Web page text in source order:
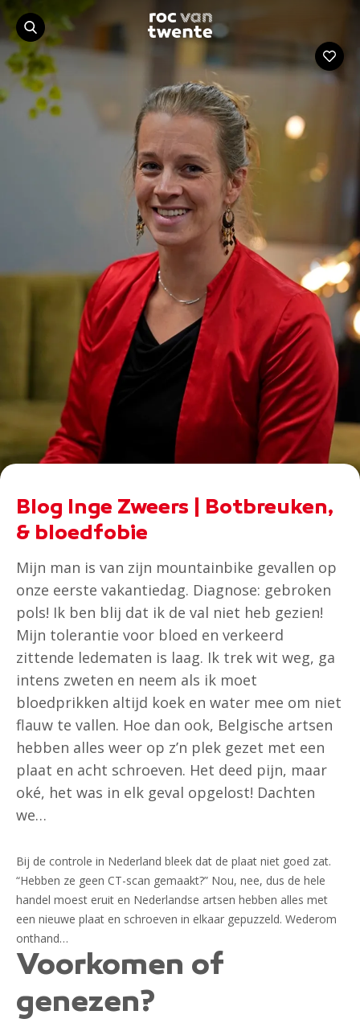
Blog Inge Zweers | Botbreuken,
& bloedfobie
Mijn man is van zijn mountainbike gevallen op
onze eerste vakantiedag. Diagnose: gebroken
pols! Ik ben blij dat ik de val niet heb gezien!
Mijn tolerantie voor bloed en verkeerd
zittende ledematen is laag. Ik trek wit weg, ga
intens zweten en neem als ik moet
bloedprikken altijd koek en water mee om niet
flauw te vallen. Hoe dan ook, Belgische artsen
hebben alles weer op z’n plek gezet met een
plaat en acht schroeven. Het deed pijn, maar
oké, het was in elk geval opgelost! Dachten
we…
Bij de controle in Nederland bleek dat de plaat niet goed zat.
“Hebben ze geen CT-scan gemaakt?” Nou, nee, dus de hele
handel moest eruit en Nederlandse artsen hebben alles met
een nieuwe plaat en schroeven in elkaar gepuzzeld. Wederom
onthand…
Voorkomen of
genezen?